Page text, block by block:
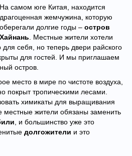
На самом юге Китая, находится
драгоценная жемчужина, которую
оберегали долгие годы –остров
Хайнань . Местные жители хотели
для себя, но теперь двери райского
для гостей. И мы приглашаем
остров.
место в мире по чистоте воздуха,
покрыт тропическими лесами.
химикаты для выращивания
местные жители обязаны заменить
, и большинство уже это
долгожители и это